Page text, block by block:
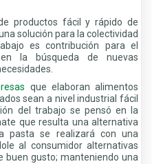
productos fácil y rápido de
solución para la colectividad
es contribución para el
la búsqueda de nuevas
que elaboran alimentos
sean a nivel industrial fácil
del trabajo se pensó en la
que resulta una alternativa
pasta se realizará con una
al consumidor alternativas
buen gusto; manteniendo una